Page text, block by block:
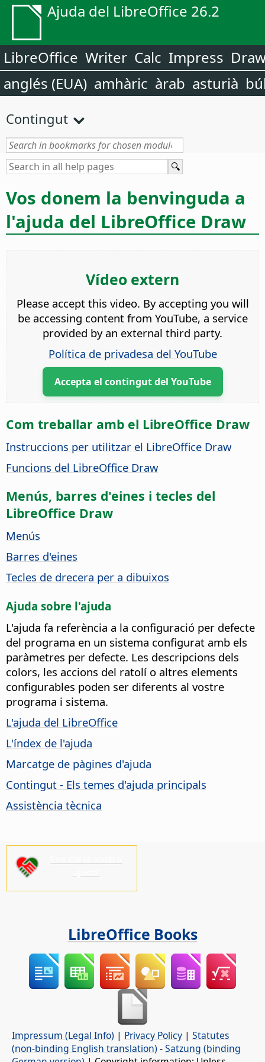
Ajuda del LibreOffice 26.2
LibreOffice Writer Calc Impress
anglés (EUA) amhàric àrab asturià
Contingut
Vos donem la benvinguda a
l'ajuda del LibreOffice Draw
Vídeo extern
Please accept this video. By accepting you will
be accessing content from YouTube, a service
provided by an external third party.
Política de privadesa del YouTube
Accepta el contingut del YouTube
Com treballar amb el LibreOffice Draw
Instruccions per utilitzar el LibreOffice Draw
Funcions del LibreOffice Draw
Menús, barres d'eines i tecles del
LibreOffice Draw
Menús
Barres d'eines
Tecles de drecera per a dibuixos
Ajuda sobre l'ajuda
L'ajuda fa referència a la configuració per defecte
del programa en un sistema configurat amb els
paràmetres per defecte. Les descripcions dels
colors, les accions del ratolí o altres elements
configurables poden ser diferents al vostre
programa i sistema.
L'ajuda del LibreOffice
L'índex de l'ajuda
Marcatge de pàgines d'ajuda
Contingut - Els temes d'ajuda principals
Assistència tècnica
LibreOffice Books
Impressum (Legal Info) | Privacy Policy | Statutes
(non-binding English translation) -Satzung (binding